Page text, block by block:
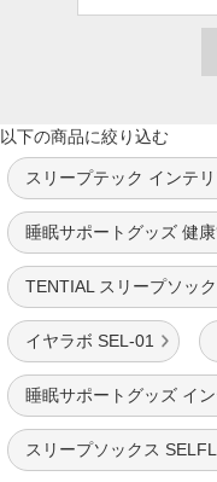
以下の商品に絞り込む
スリープテック インテ
睡眠サポートグッズ 健
TENTIAL スリープソッ
イヤラボ SEL-01
睡眠サポートグッズ イ
スリープソックス